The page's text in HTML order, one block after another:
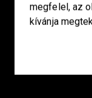
Kezdőlap
megfelel, az
kívánja